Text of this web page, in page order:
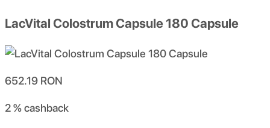
LacVital Colostrum Capsule 180 Capsule
652.19 RON
2 %cashback